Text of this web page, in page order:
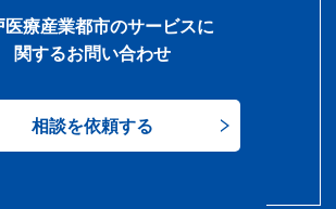
医療産業都市のサービスに
関するお問い合わせ
相談を依頼する